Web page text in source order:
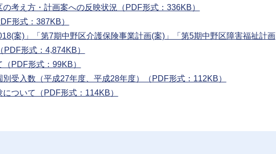
考え方・計画案への反映状況（PDF形式：336KB）
形式：387KB）
案)」「第7期中野区介護保険事業計画(案)」「第5期中野区障害福祉計画
形式：4,874KB）
PDF形式：99KB）
受入数（平成27年度、平成28年度）（PDF形式：112KB）
ついて（PDF形式：114KB）